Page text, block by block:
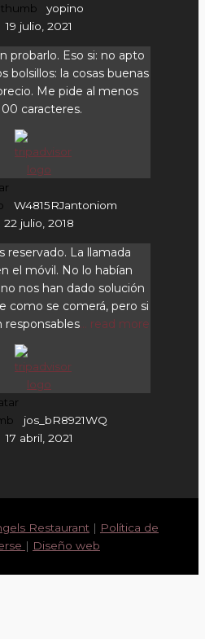
yopino
19 julio, 2021
probarlo. Eso si: no apto
bolsillos: la cosas buenas
Me pide al menos
caracteres.
W4815RJantoniom
22 julio, 2018
reservado. La llamada
el móvil. No lo habían
nos han dado solución
como se comerá, pero si
responsables... read more
jos_bR8921WQ
17 abril, 2021
Restaurant | Política de
| Diseño web